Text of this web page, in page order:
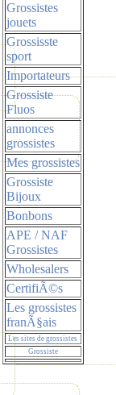
Grossistes
jouets
Grossisste
sport
Importateurs
Grossiste
Fluos
annonces
grossistes
Mes grossistes
Grossiste
Bijoux
Bonbons
APE / NAF
Grossistes
Wholesalers
CertifiÃ©s
Les grossistes
franÃ§ais
Les sites de grossistes
Grossiste